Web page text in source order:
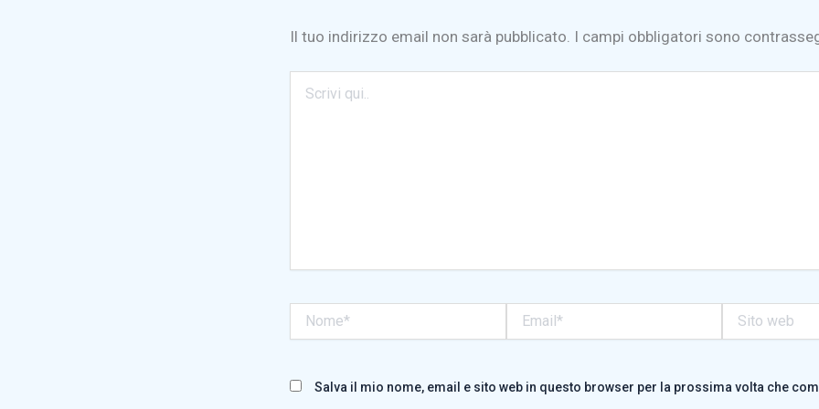
Il tuo indirizzo email non sarà pubblicato. I campi obbligatori sono
qui..
web
Salva il mio nome, email e sito web in questo browser per la prossima volta che